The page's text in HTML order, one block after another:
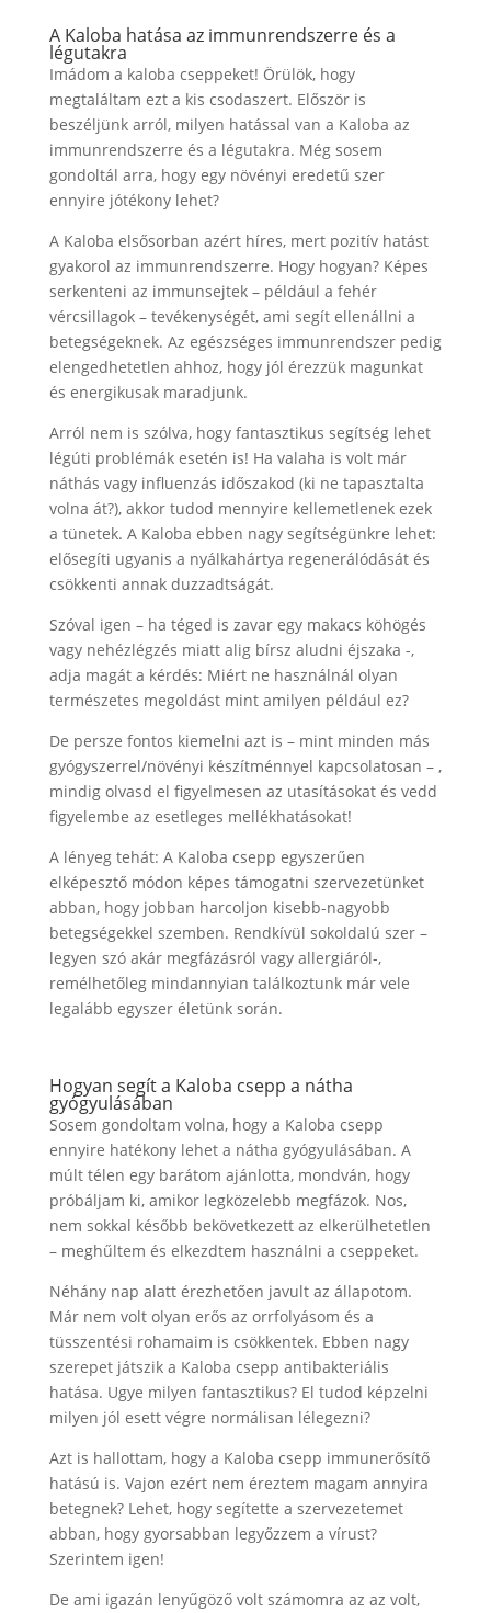
A Kaloba hatása az immunrendszerre és a
légutakra
Imádom a kaloba cseppeket! Örülök, hogy
megtaláltam ezt a kis csodaszert. Először is
beszéljünk arról, milyen hatással van a Kaloba az
immunrendszerre és a légutakra. Még sosem
gondoltál arra, hogy egy növényi eredetű szer
ennyire jótékony lehet?
A Kaloba elsősorban azért híres, mert pozitív hatást
gyakorol az immunrendszerre. Hogy hogyan? Képes
serkenteni az immunsejtek – például a fehér
vércsillagok – tevékenységét, ami segít ellenállni a
betegségeknek. Az egészséges immunrendszer pedig
elengedhetetlen ahhoz, hogy jól érezzük magunkat
és energikusak maradjunk.
Arról nem is szólva, hogy fantasztikus segítség lehet
légúti problémák esetén is! Ha valaha is volt már
náthás vagy influenzás időszakod (ki ne tapasztalta
volna át?), akkor tudod mennyire kellemetlenek ezek
a tünetek. A Kaloba ebben nagy segítségünkre lehet:
elősegíti ugyanis a nyálkahártya regenerálódását és
csökkenti annak duzzadtságát.
Szóval igen – ha téged is zavar egy makacs köhögés
vagy nehézlégzés miatt alig bírsz aludni éjszaka -,
adja magát a kérdés: Miért ne használnál olyan
természetes megoldást mint amilyen például ez?
De persze fontos kiemelni azt is – mint minden más
gyógyszerrel/növényi készítménnyel kapcsolatosan – ,
mindig olvasd el figyelmesen az utasításokat és vedd
figyelembe az esetleges mellékhatásokat!
A lényeg tehát: A Kaloba csepp egyszerűen
elképesztő módon képes támogatni szervezetünket
abban, hogy jobban harcoljon kisebb-nagyobb
betegségekkel szemben. Rendkívül sokoldalú szer –
legyen szó akár megfázásról vagy allergiáról-,
remélhetőleg mindannyian találkoztunk már vele
legalább egyszer életünk során.
Hogyan segít a Kaloba csepp a nátha
gyógyulásában
Sosem gondoltam volna, hogy a Kaloba csepp
ennyire hatékony lehet a nátha gyógyulásában. A
múlt télen egy barátom ajánlotta, mondván, hogy
próbáljam ki, amikor legközelebb megfázok. Nos,
nem sokkal később bekövetkezett az elkerülhetetlen
– meghűltem és elkezdtem használni a cseppeket.
Néhány nap alatt érezhetően javult az állapotom.
Már nem volt olyan erős az orrfolyásom és a
tüsszentési rohamaim is csökkentek. Ebben nagy
szerepet játszik a Kaloba csepp antibakteriális
hatása. Ugye milyen fantasztikus? El tudod képzelni
milyen jól esett végre normálisan lélegezni?
Azt is hallottam, hogy a Kaloba csepp immunerősítő
hatású is. Vajon ezért nem éreztem magam annyira
betegnek? Lehet, hogy segítette a szervezetemet
abban, hogy gyorsabban legyőzzem a vírust?
Szerintem igen!
De ami igazán lenyűgöző volt számomra az az volt,